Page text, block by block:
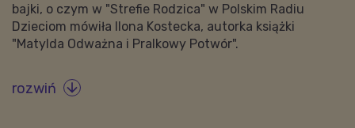
bajki, o czym w "Strefie Rodzica" w Polskim Radiu
Dzieciom mówiła Ilona Kostecka, autorka książki
"Matylda Odważna i Pralkowy Potwór".
rozwiń 